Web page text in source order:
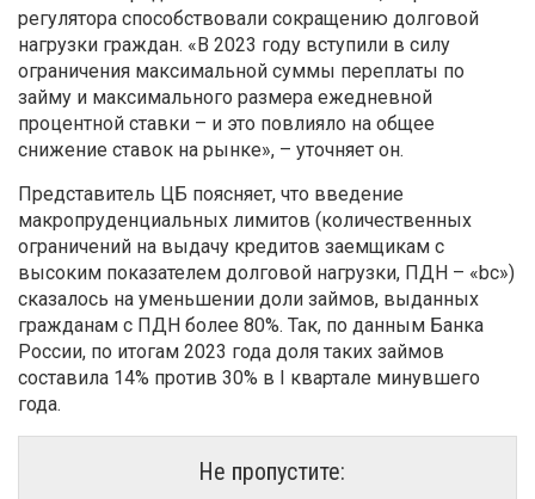
регулятора способствовали сокращению долговой
нагрузки граждан. «В 2023 году вступили в силу
ограничения максимальной суммы переплаты по
займу и максимального размера ежедневной
процентной ставки – и это повлияло на общее
снижение ставок на рынке», – уточняет он.
Представитель ЦБ поясняет, что введение
макропруденциальных лимитов (количественных
ограничений на выдачу кредитов заемщикам с
высоким показателем долговой нагрузки, ПДН – «bc»)
сказалось на уменьшении доли займов, выданных
гражданам с ПДН более 80%. Так, по данным Банка
России, по итогам 2023 года доля таких займов
составила 14% против 30% в I квартале минувшего
года.
Не пропустите: